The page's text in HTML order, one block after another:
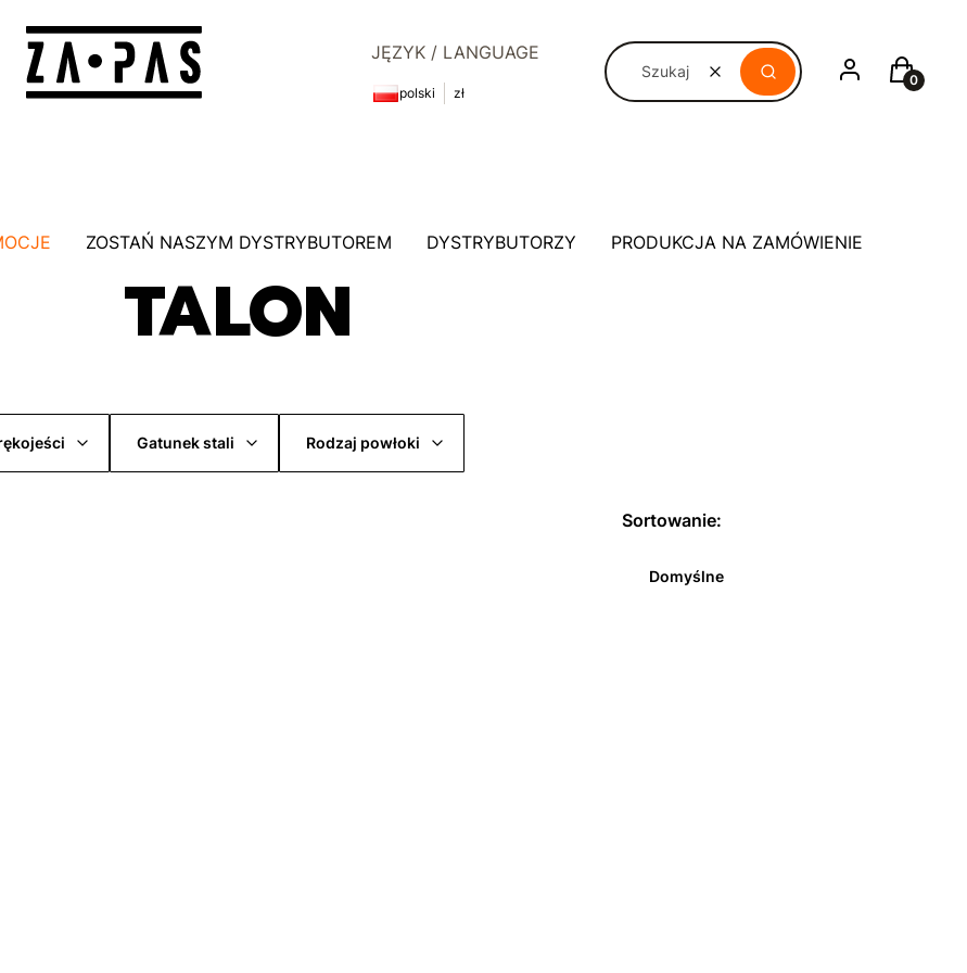
JĘZYK / LANGUAGE
polski zł
WyczyśćSzukaj
Zaloguj sięKoszyk
ZOSTAŃ NASZYM DYSTRYBUTOREM DYSTRYBUTORZY PRODUKCJA NA ZAMÓWIENIE
TALON
Gatunek stali Rodzaj powłoki
Sortowanie:
Domyślne